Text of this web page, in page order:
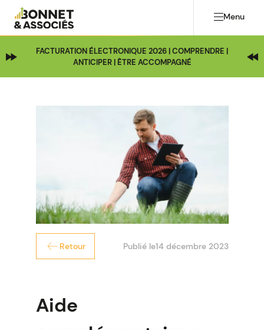
Menu
FACTURATION ÉLECTRONIQUE 2026 | COMPRENDRE |
ANTICIPER | ÊTRE ACCOMPAGNÉ
Retour Publié le14 décembre 2023
Aide